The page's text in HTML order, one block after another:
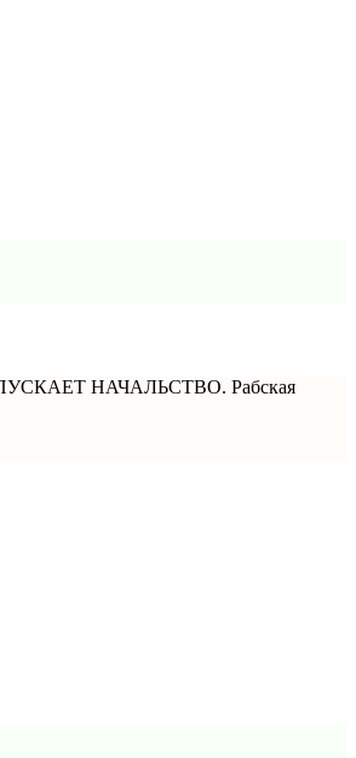
НАЧАЛЬСТВО. Рабская